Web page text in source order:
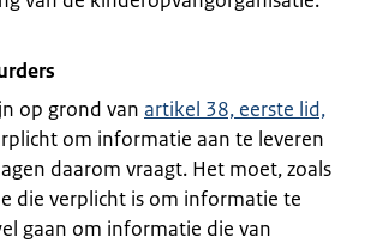
op grond van artikel 38, eerste lid,
om informatie aan te leveren
daarom vraagt. Het moet, zoals
die verplicht is om informatie te
gaan om informatie die van